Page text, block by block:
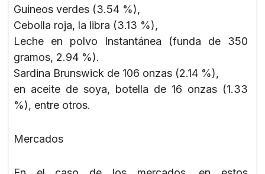
Guineos verdes (3.54 %),
Cebolla roja, la libra (3.13 %),
Leche en polvo Instantánea (funda de 350
gramos, 2.94 %).
Sardina Brunswick de 106 onzas (2.14 %),
en aceite de soya, botella de 16 onzas (1.33
%), entre otros.
Mercados